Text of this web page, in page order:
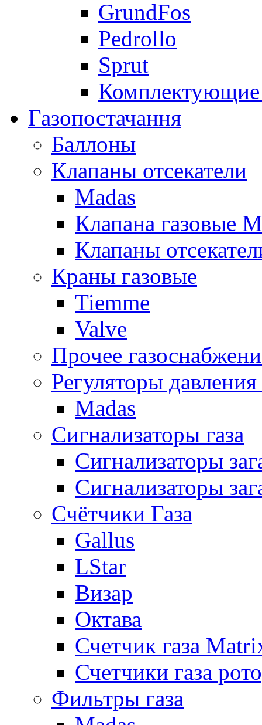
GrundFos
Pedrollo
Sprut
Комплектующие
Газопостачання
Баллоны
Клапаны отсекатели
Madas
Клапана газовые
Клапаны
Краны газовые
Tiemme
Valve
Прочее
Регуляторы давления
Madas
Сигнализаторы газа
Сигнализаторы
Сигнализаторы
Счётчики Газа
Gallus
LStar
Визар
Октава
Счетчик газа
Счетчики газа
Фильтры газа